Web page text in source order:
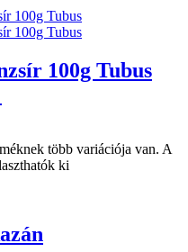
100g Tubus
több variációja van. A
ki